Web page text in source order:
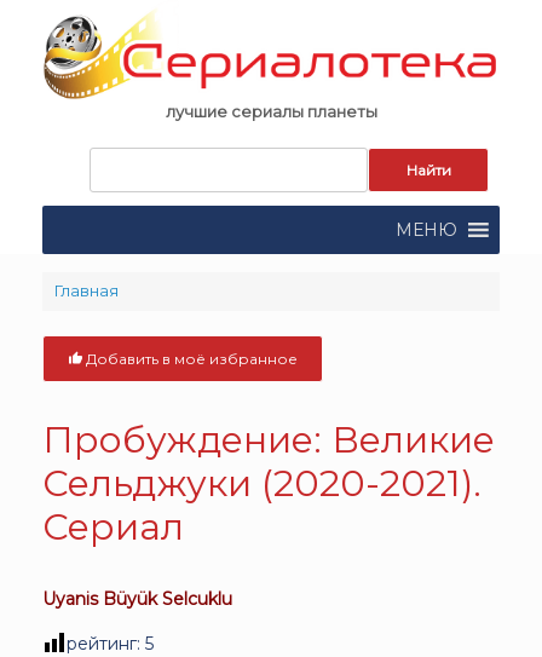
content
лучшие сериалы планеты
поиска:
МЕНЮ
Главная
Добавить в моё избранное
Пробуждение: Великие
Сельджуки (2020-2021).
Сериал
Uyanis Büyük Selcuklu
рейтинг: 5